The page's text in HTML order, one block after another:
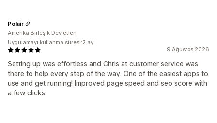
9 Ağustos 2026
Setting up was effortless and Chris at customer service was
there to help every step of the way. One of the easiest apps to
use and get running! Improved page speed and seo score with
a few clicks
Polair
Amerika Birleşik Devletleri
Uygulamayı kullanma süresi:2 ay